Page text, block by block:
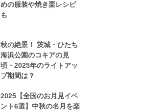
めの服装や焼き栗レシピ
も
秋の絶景！ 茨城・ひたち
海浜公園のコキアの見
頃・2025年のライトアッ
プ期間は？
2025【全国のお月見イベ
ント6選】中秋の名月を楽